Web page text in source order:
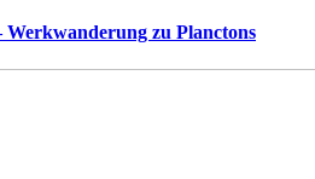
zu Planctons